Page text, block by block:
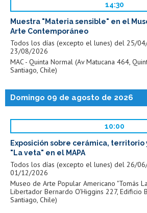
14:30
Muestra "Materia sensible" en el
Arte Contemporáneo
Todos los días (excepto el lunes) del 25/
23/08/2026
MAC - Quinta Normal (Av Matucana 464,
Santiago, Chile)
Domingo 09 de agosto de 2026
10:00
Exposición sobre cerámica, territorio
"La veta" en el MAPA
Todos los días (excepto el lunes) del 26/
01/12/2026
Museo de Arte Popular Americano "Tomás
Libertador Bernardo O'Higgins 227, Edificio
Santiago, Chile)